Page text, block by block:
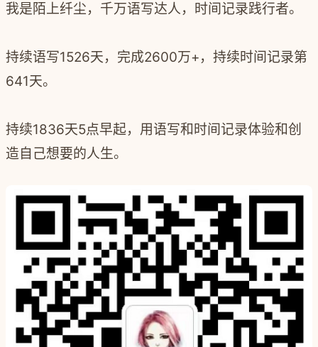
我是陌上纤尘，千万语写达人，时间记录践行者。
持续语写1526天，完成2600万+， 持续时间记录第
641天。
持续1836天5点早起，用语写和时间记录体验和创
造自己想要的人生。